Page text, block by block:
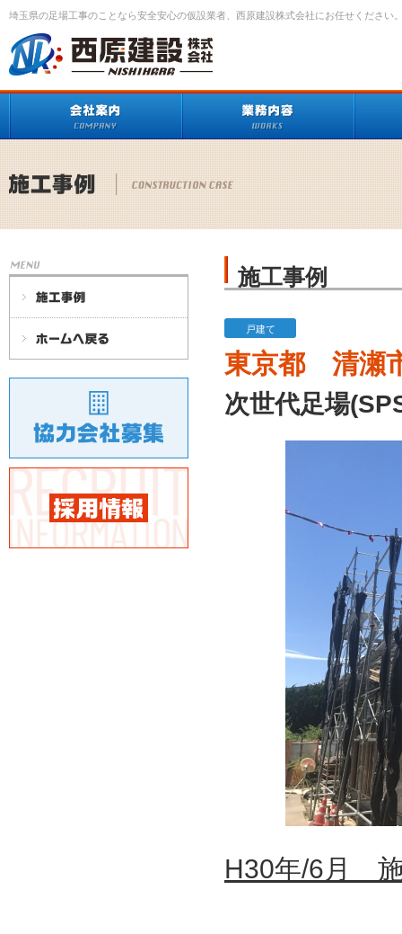
埼玉県の足場工事のことなら安全安心の仮設業者、西原建設株式会社にお任せください
施工事例
戸建て
東京都 清瀬
次世代足場
H30年/6月